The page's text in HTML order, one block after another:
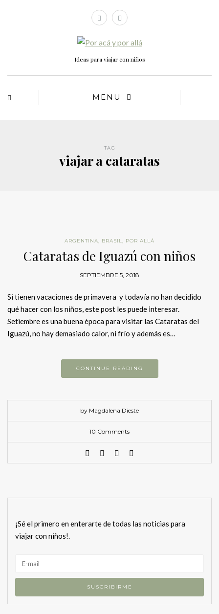
Ideas para viajar con niños
MENU
TAG
viajar a cataratas
ARGENTINA, BRASIL, POR ALLÁ
Cataratas de Iguazú con niños
SEPTIEMBRE 5, 2018
Si tienen vacaciones de primavera y todavía no han decidido
qué hacer con los niños, este post les puede interesar.
Setiembre es una buena época para visitar las Cataratas del
Iguazú, no hay demasiado calor, ni frío y además es…
CONTINUE READING
by Magdalena Dieste
10 Comments
¡Sé el primero en enterarte de todas las noticias para
viajar con niños!.